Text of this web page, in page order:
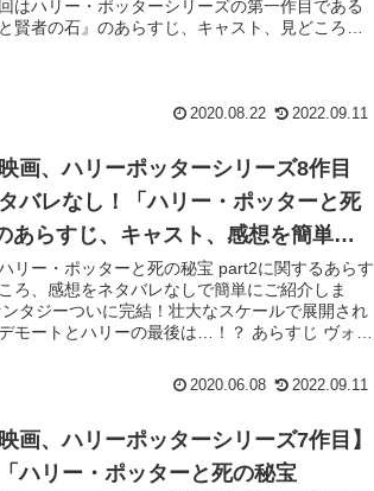
はハリー・ポッターシリーズの第一作目である
賢者の石』のあらすじ、キャスト、見どころ、
2020.08.22 2022.09.11
画、ハリーポッターシリーズ8作目
バレなし！「ハリー・ポッターと死
あらすじ、キャスト、感想を簡単に
リー・ポッターと死の秘宝 part2に関するあらす
ろ、感想をネタバレなしで簡単にご紹介しま
タジーついに完結！壮大なスケールで展開され
モートとハリーの最後は…！？ あらすじ ヴォル
2020.06.08 2022.09.11
画、ハリーポッターシリーズ7作目】
ハリー・ポッターと死の秘宝